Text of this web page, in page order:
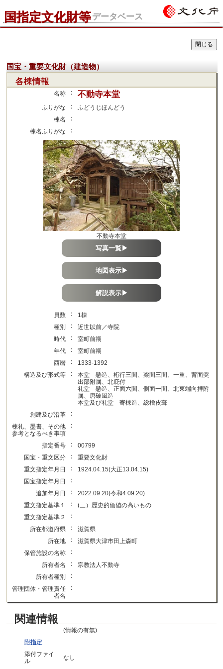
国指定文化財等データベース
国宝・重要文化財（建造物）
各棟情報
名称 ： 不動寺本堂
ふりがな ：
ふどうじほんどう
棟名
：
棟名ふりがな ：
不動寺本堂
写真一覧▶
地図表示▶
解説表示▶
員数 ：
1棟
種別
：
近世以前／寺院
時代
：
室町前期
年代
：
室町前期
西暦
：
1333-1392
構造及び形式等
：
本堂 懸造、桁行三間、梁間三間、一重、背面突
出部附属、北庇付
礼堂 懸造、正面六間、側面一間、北東端向拝附
属、唐破風造
本堂及び礼堂 寄棟造、総檜皮葺
創建及び沿革
：
棟礼、墨書、その他
参考となるべき事項
：
指定番号 ：
00799
国宝・重文区分
：
重要文化財
重文指定年月日
：
1924.04.15(大正13.04.15)
国宝指定年月日
：
追加年月日 ：
2022.09.20(令和4.09.20)
重文指定基準１
：
(三）歴史的価値の高いもの
重文指定基準２
：
所在都道府県 ：
滋賀県
所在地
：
滋賀県大津市田上森町
保管施設の名称
：
所有者名 ：
宗教法人不動寺
所有者種別
：
管理団体・管理責任
者名
：
関連情報
(情報の有無)
附指定
添付ファイ
ル
なし